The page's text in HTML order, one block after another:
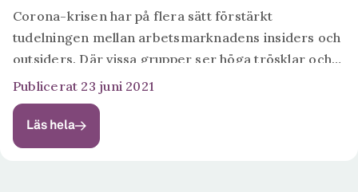
Corona-krisen har på flera sätt förstärkt
tudelningen mellan arbetsmarknadens insiders och
outsiders. Där vissa grupper ser höga trösklar och
arbetslöshet, ser andra trygghet och mer att göra
än någonsin. Vad behövs för att Sverige även...
Publicerat 23 juni 2021
Läs hela